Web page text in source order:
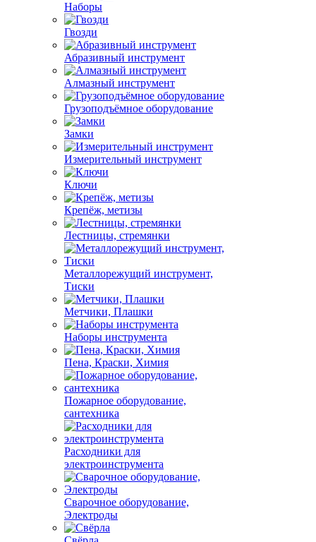
Наборы
Гвозди
Абразивный инструмент
Алмазный инструмент
Грузоподъёмное оборудование
Замки
Измерительный инструмент
Ключи
Крепёж, метизы
Лестницы, стремянки
Металлорежущий инструмент,
Тиски
Метчики, Плашки
Наборы инструмента
Пена, Краски, Химия
Пожарное оборудование,
сантехника
Расходники для
электроинструмента
Сварочное оборудование,
Электроды